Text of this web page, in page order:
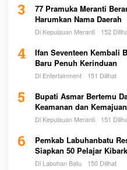
3
77 Pramuka Meranti
Harumkan Nama Daerah
Di Kepulauan Meranti 152
4
Ifan Seventeen Kembali
Baru Penuh Kerinduan
Di Entertainment 151 Dilihat
5
Bupati Asmar Bertemu
Keamanan dan
Di Kepulauan Meranti 151
6
Pemkab Labuhanbatu
Siapkan 50 Pelajar
Di Labuhan Batu 150 Dilihat